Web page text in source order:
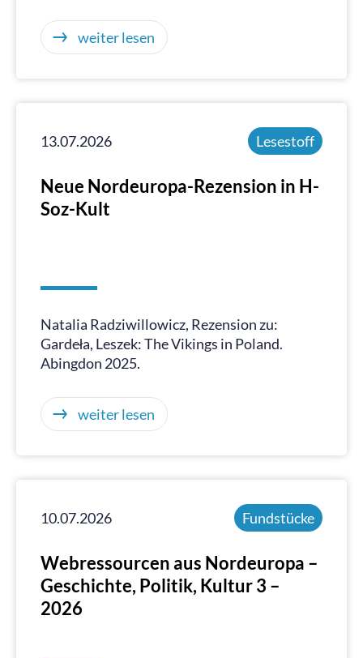
weiter lesen
13.07.2026 Lesestoff
Neue Nordeuropa-Rezension in H-
Soz-Kult
Natalia Radziwillowicz, Rezension zu:
Gardeła, Leszek: The Vikings in Poland.
Abingdon 2025.
weiter lesen
10.07.2026 Fundstücke
Webressourcen aus Nordeuropa –
Geschichte, Politik, Kultur 3 –
2026